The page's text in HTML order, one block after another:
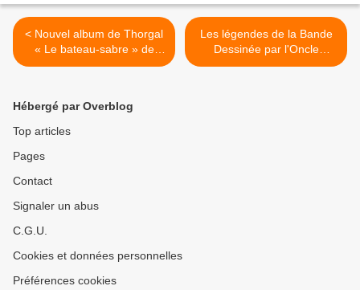
< Nouvel album de Thorgal
« Le bateau-sabre » de
Rosinsky et Sente chez Le
Les légendes de la Bande
Dessinée par l'Oncle
Fumetti...Little Nemo et
Hébergé par Overblog
Top articles
Pages
Contact
Signaler un abus
C.G.U.
Cookies et données personnelles
Préférences cookies